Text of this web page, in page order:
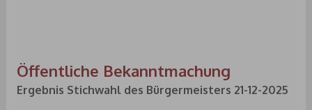
Öffentliche Bekanntmachung
Ergebnis Stichwahl des Bürgermeisters 21-12-2025